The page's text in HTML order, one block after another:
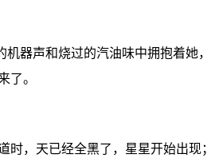
机器声和烧过的汽油味中拥抱着她，
了。
，天已经全黑了，星星开始出现；